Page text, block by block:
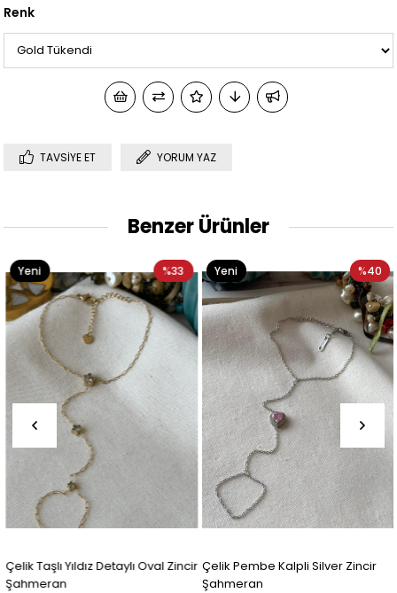
Renk
TAVSIYE ET YORUM YAZ
Benzer Ürünler
Çelik Taşlı Yıldız Detaylı Oval Zincir
Şahmeran
%33
Yeni
Ürün
Çelik Pembe Kalpli Silver Zincir
Şahmeran
%40
Yeni
Ürün